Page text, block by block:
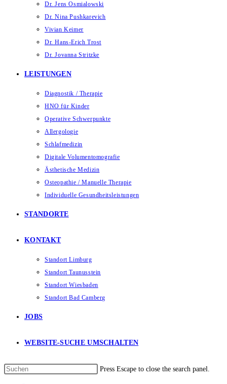
Dr. Jens Osmialowski
Dr. Nina Pushkarevich
Vivian Keimer
Dr. Hans-Erich Trost
Dr. Jovanna Stritzke
LEISTUNGEN
Diagnostik / Therapie
HNO für Kinder
Operative Schwerpunkte
Allergologie
Schlafmedizin
Digitale Volumentomografie
Ästhetische Medizin
Osteopathie / Manuelle Therapie
Individuelle Gesundheitsleistungen
STANDORTE
KONTAKT
Standort Limburg
Standort Taunusstein
Standort Wiesbaden
Standort Bad Camberg
JOBS
WEBSITE-SUCHE UMSCHALTEN
Press Escape to close the search panel.